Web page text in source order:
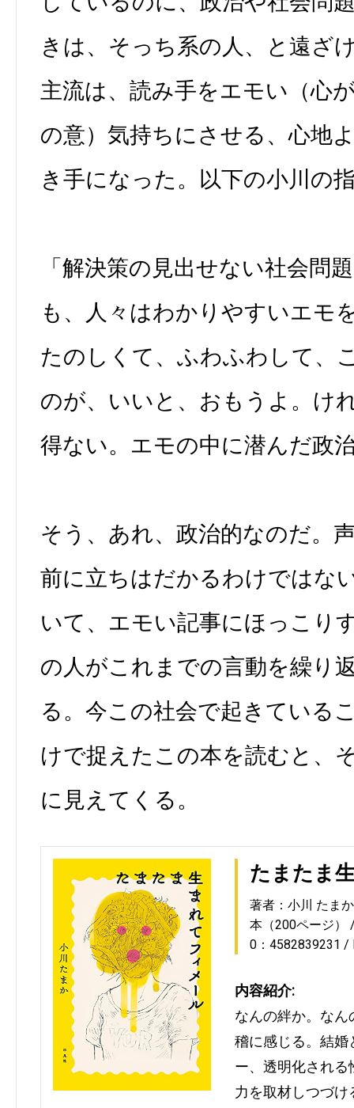
きは、そっち系の人、と遠ざ
主流は、読み手をエモい（心
の意）気持ちにさせる、心地
き手になった。以下の小川の
「解決策の見出せない社会問
も、人々はわかりやすいエモ
たのしくて、ふわふわして、
のが、いいと、おもうよ。け
得ない。エモの中に潜んだ政
そう、あれ、政治的なのだ。
前に立ちはだかるわけではな
いて、エモい記事にほっこり
の人がこれまでの言動を繰り
る。今この社会で起きている
けで捉えたこの本を読むと、
に見えてくる。
たまたま
著者：小川 たまか
本（200ページ）
0：4582839231
内容紹介:
なんの絆か。な
稽に感じる。結婚
ー、透明化され
力を取材しつづ